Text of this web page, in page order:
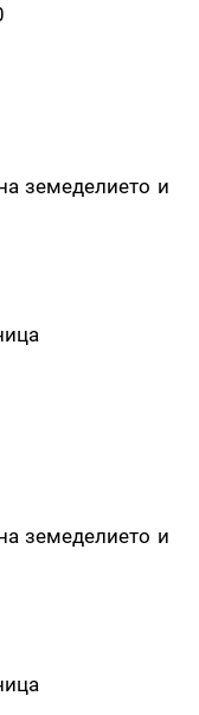
земеделието и
земеделието и